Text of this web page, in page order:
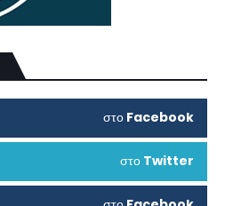
στο Facebook
στο Twitter